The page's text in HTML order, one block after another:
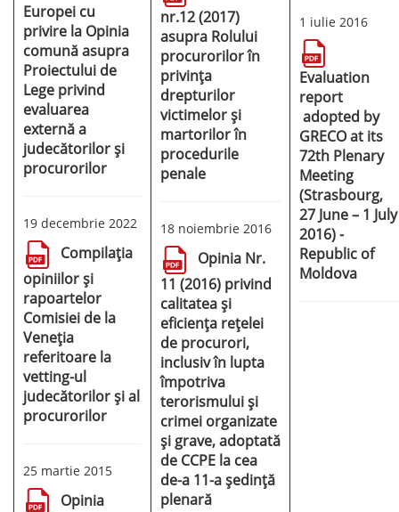
Europei cu
privire la Opinia
comună asupra
Proiectului de
Lege privind
evaluarea
externă a
judecătorilor și
procurorilor
19 decembrie 2022
Compilația
opiniilor și
rapoartelor
Comisiei de la
Veneția
referitoare la
vetting-ul
judecătorilor și al
procurorilor
25 martie 2015
Opinia
nr.12 (2017)
asupra Rolului
procurorilor în
privința
drepturilor
victimelor și
martorilor în
procedurile
penale
18 noiembrie 2016
Opinia Nr.
11 (2016) privind
calitatea și
eficiența rețelei
de procurori,
inclusiv în lupta
împotriva
terorismului și
crimei organizate
și grave, adoptată
de CCPE la cea
de-a 11-a ședință
plenară
1 iulie 2016
Evaluation
report
adopted by
GRECO at its
72th Plenary
Meeting
(Strasbourg,
27 June – 1 July
2016) -
Republic of
Moldova